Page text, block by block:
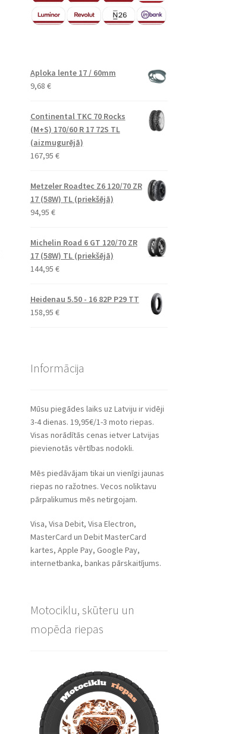
Aploka lente 17 / 60mm
9,68 €
Continental TKC 70 Rocks
(M+S) 170/60 R 17 72S TL
(aizmugurējā)
167,95 €
Metzeler Roadtec Z6 120/70 ZR
17 (58W) TL (priekšējā)
94,95 €
Michelin Road 6 GT 120/70 ZR
17 (58W) TL (priekšējā)
144,95 €
Heidenau 5.50 - 16 82P P29 TT
158,95 €
Informācija
Mūsu piegādes laiks uz Latviju ir vidēji
3-4 dienas. 19,95€/1-3 moto riepas.
Visas norādītās cenas ietver Latvijas
pievienotās vērtības nodokli.
Mēs piedāvājam tikai un vienīgi jaunas
riepas no ražotnes. Vecos noliktavu
pārpalikumus mēs netirgojam.
Visa, Visa Debit, Visa Electron,
MasterCard un Debit MasterCard
kartes, Apple Pay, Google Pay,
internetbanka, bankas pārskaitījums.
Motociklu, skūteru un
mopēda riepas